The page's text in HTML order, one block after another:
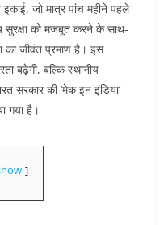
जो मात्र पांच महीने पहले
सुरक्षा को मजबूत करने के साथ-
का जीवंत प्रमाण है। इस
बढ़ेगी, बल्कि स्थानीय
सरकार की ‘मेक इन इंडिया’
गया है।